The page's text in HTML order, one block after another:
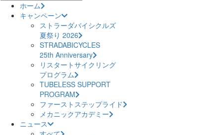
ホーム
キャンペーン
ストラーダバイシクルズ
夏祭り 2026
STRADABICYCLES
25th Anniversary
リスタートサイクリング
プログラム
TUBELESS SUPPORT
PROGRAM
ファーストステップライド
メカニックアカデミー
ニュース